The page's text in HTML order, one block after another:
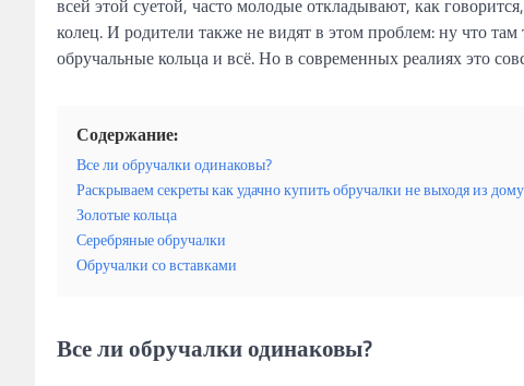
всей этой суетой, часто молодые откладывают, как
колец. И родители также не видят в этом проблем: ну что
обручальные кольца и всё. Но в современных реалиях это
Содержание:
Все ли обручалки одинаковы?
Раскрываем секреты как удачно купить обручалки не выходя из
Золотые кольца
Серебряные обручалки
Обручалки со вставками
Все ли обручалки одинаковы?